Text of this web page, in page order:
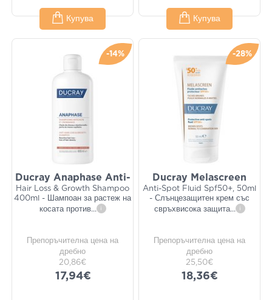
Купува Купува
-14%
Ducray Anaphase Anti-
Hair Loss & Growth Shampoo
400ml - Шампоан за растеж на
косата против... i
Препоръчителна цена на
дребно
20,86€
17,94€
-28%
Ducray Melascreen
Anti-Spot Fluid Spf50+, 50ml
- Слънцезащитен крем със
свръхвисока защита... i
Препоръчителна цена на
дребно
25,50€
18,36€